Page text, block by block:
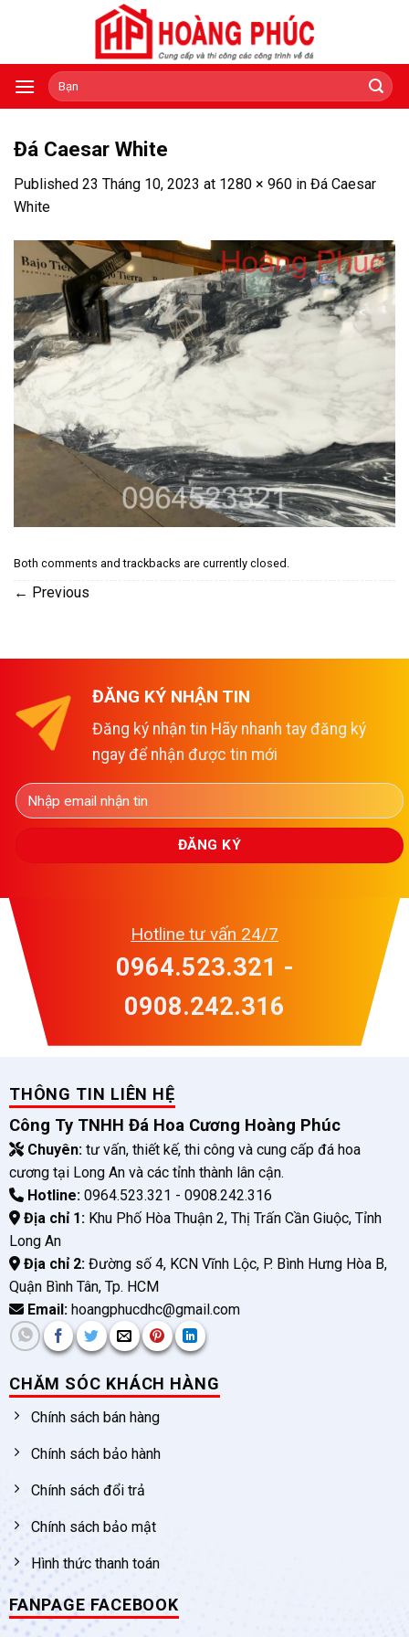
Tìm
kiếm:
Đá Caesar White
Published 23 Tháng 10, 2023 at 1280 × 960 in Đá Caesar
White
Both comments and trackbacks are currently closed.
← Previous
ĐĂNG KÝ NHẬN TIN
Đăng ký nhận tin Hãy nhanh tay đăng ký
ngay để nhận được tin mới
Hotline tư vấn 24/7
0964.523.321 -
0908.242.316
THÔNG TIN LIÊN HỆ
Công Ty TNHH Đá Hoa Cương Hoàng Phúc
Chuyên:tư vấn, thiết kế, thi công và cung cấp đá hoa
cương tại Long An và các tỉnh thành lân cận.
Hotline:0964.523.321 - 0908.242.316
Địa chỉ 1:Khu Phố Hòa Thuận 2, Thị Trấn Cần Giuộc, Tỉnh
Long An
Địa chỉ 2:Đường số 4, KCN Vĩnh Lộc, P. Bình Hưng Hòa B,
Quận Bình Tân, Tp. HCM
Email:hoangphucdhc@gmail.com
CHĂM SÓC KHÁCH HÀNG
Chính sách bán hàng
Chính sách bảo hành
Chính sách đổi trả
Chính sách bảo mật
Hình thức thanh toán
FANPAGE FACEBOOK